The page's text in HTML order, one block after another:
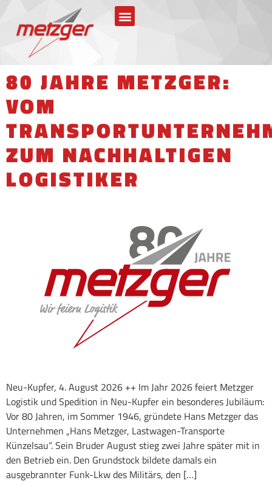
80 JAHRE METZGER:
VOM
ZUM NACHHALTIGEN
LOGISTIKER
Neu-Kupfer, 4. August 2026 ++ Im Jahr 2026 feiert Metzger
Logistik und Spedition in Neu-Kupfer ein besonderes Jubiläum:
Vor 80 Jahren, im Sommer 1946, gründete Hans Metzger das
Unternehmen „Hans Metzger, Lastwagen-Transporte
Künzelsau“. Sein Bruder August stieg zwei Jahre später mit in
den Betrieb ein. Den Grundstock bildete damals ein
ausgebrannter Funk-Lkw des Militärs, den […]